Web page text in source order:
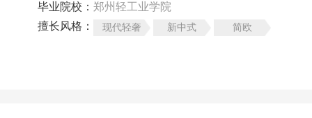
毕业院校： 郑州轻工业学院
擅长风格：
现代轻奢 新中式 简欧